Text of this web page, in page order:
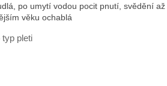
po umytí vodou pocit pnutí, svědění
věku ochablá
pleti